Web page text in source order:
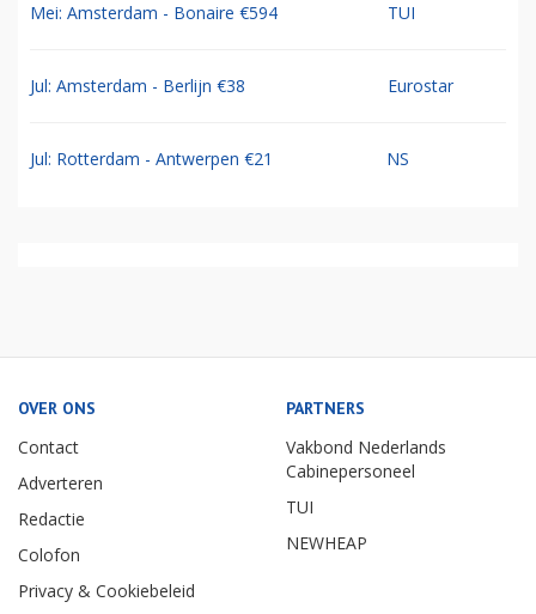
Mei: Amsterdam - Bonaire €594 TUI
Jul: Amsterdam - Berlijn €38 Eurostar
Jul: Rotterdam - Antwerpen €21 NS
OVER ONS
Contact
Adverteren
Redactie
Colofon
Privacy & Cookiebeleid
PARTNERS
Vakbond Nederlands
Cabinepersoneel
TUI
NEWHEAP